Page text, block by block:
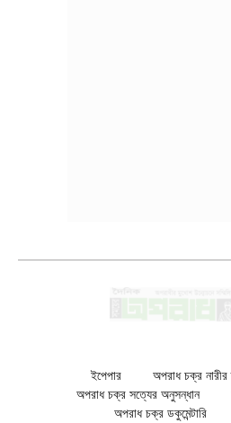
ইপেপার
অপরাধ চক্র
অপরাধ চক্র সত্যের অনুসন্ধান
অপরাধ চক্র ডকুমেন্টারি